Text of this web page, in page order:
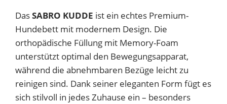
DasSABRO KUDDE ist ein echtes Premium-
Hundebett mit modernem Design. Die
orthopädische Füllung mit Memory-Foam
unterstützt optimal den Bewegungsapparat,
während die abnehmbaren Bezüge leicht zu
reinigen sind. Dank seiner eleganten Form fügt es
sich stilvoll in jedes Zuhause ein – besonders